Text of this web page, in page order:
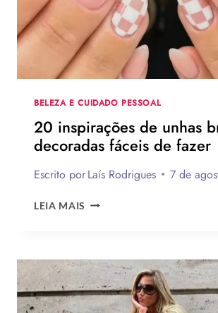
CRIATIVOS
COM
PASSO
A
BELEZA E CUIDADO PESSOAL
20 inspirações de unhas
decoradas fáceis de fazer
Escrito porLaís Rodrigues 7 de
LEIA MAIS
BRANCAS
DECORADAS
FÁCEIS
DE